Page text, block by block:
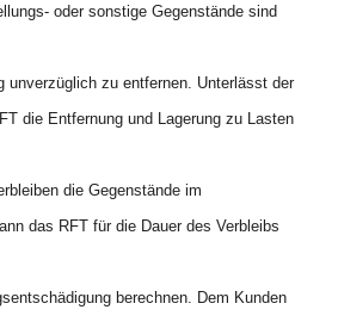
oder sonstige Gegenstände sind
unverzüglich zu entfernen. Unterlässt der
die Entfernung und Lagerung zu Lasten
die Gegenstände im
das RFT für die Dauer des Verbleibs
berechnen. Dem Kunden